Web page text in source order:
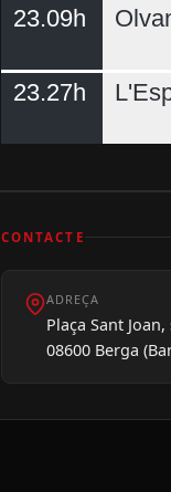
23.09h
23.27h
CONTACTE
ADREÇA
Plaça Sant Joan,
08600 Berga